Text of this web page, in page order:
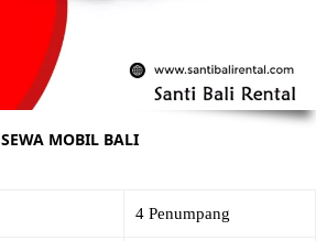
SEWA MOBIL BALI
4 Penumpang